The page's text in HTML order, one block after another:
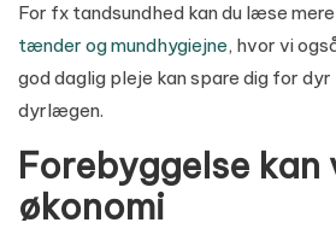
For fx tandsundhed kan du læse
tænder og mundhygiejne, hvor vi
god daglig pleje kan spare dig for dyr
dyrlægen.
Forebyggelse
økonomi